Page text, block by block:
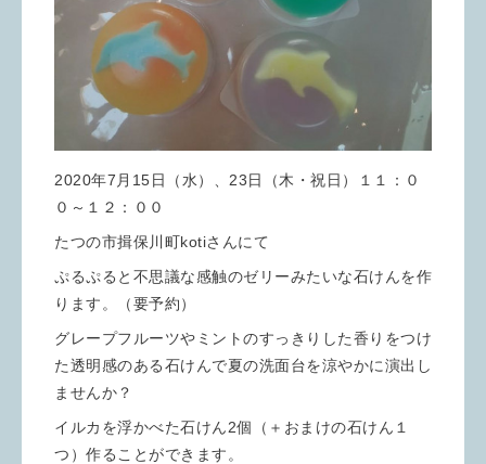
2020年7月15日（水）、23日（木・祝日）１１：０
０～１２：００
たつの市揖保川町kotiさんにて
ぷるぷると不思議な感触のゼリーみたいな石けんを作
ります。（要予約）
グレープフルーツやミントのすっきりした香りをつけ
た透明感のある石けんで夏の洗面台を涼やかに演出し
ませんか？
イルカを浮かべた石けん2個（＋おまけの石けん１
つ）作ることができます。